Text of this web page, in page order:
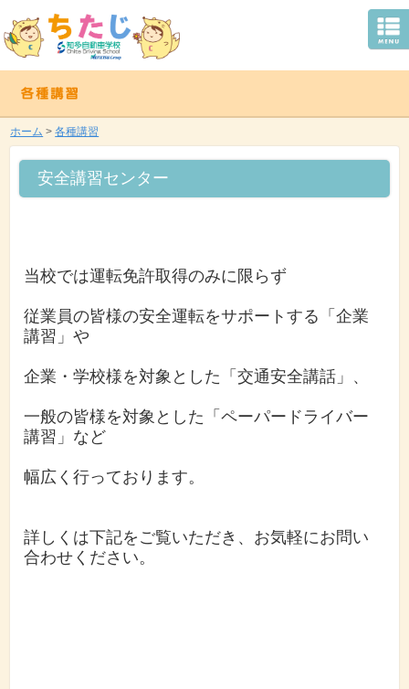
ホーム >各種講習
安全講習センター
当校では運転免許取得のみに限らず
従業員の皆様の安全運転をサポートする「企業
講習」や
企業・学校様を対象とした「交通安全講話」、
一般の皆様を対象とした「ペーパードライバー
講習」など
幅広く行っております。
詳しくは下記をご覧いただき、お気軽にお問い
合わせください。